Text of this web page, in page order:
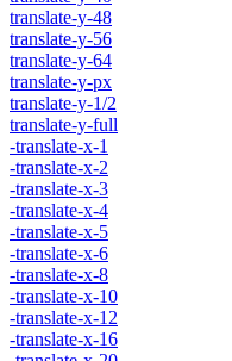
translate-y-48
translate-y-56
translate-y-64
translate-y-px
translate-y-1/2
translate-y-full
-translate-x-1
-translate-x-2
-translate-x-3
-translate-x-4
-translate-x-5
-translate-x-6
-translate-x-8
-translate-x-10
-translate-x-12
-translate-x-16